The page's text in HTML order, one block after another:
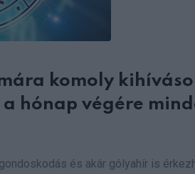
komoly
hónap végére
és akár gólyahír is